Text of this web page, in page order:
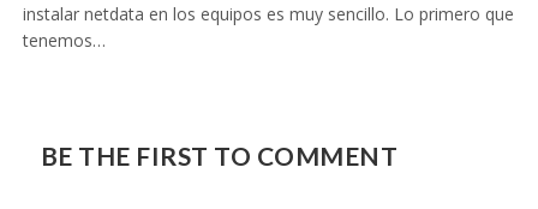
instalar netdata en los equipos es muy sencillo. Lo primero que
tenemos…
BE THE FIRST TO COMMENT